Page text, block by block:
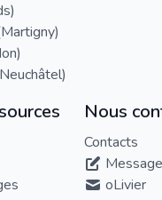
Nous
Contacts
Message
oLivier